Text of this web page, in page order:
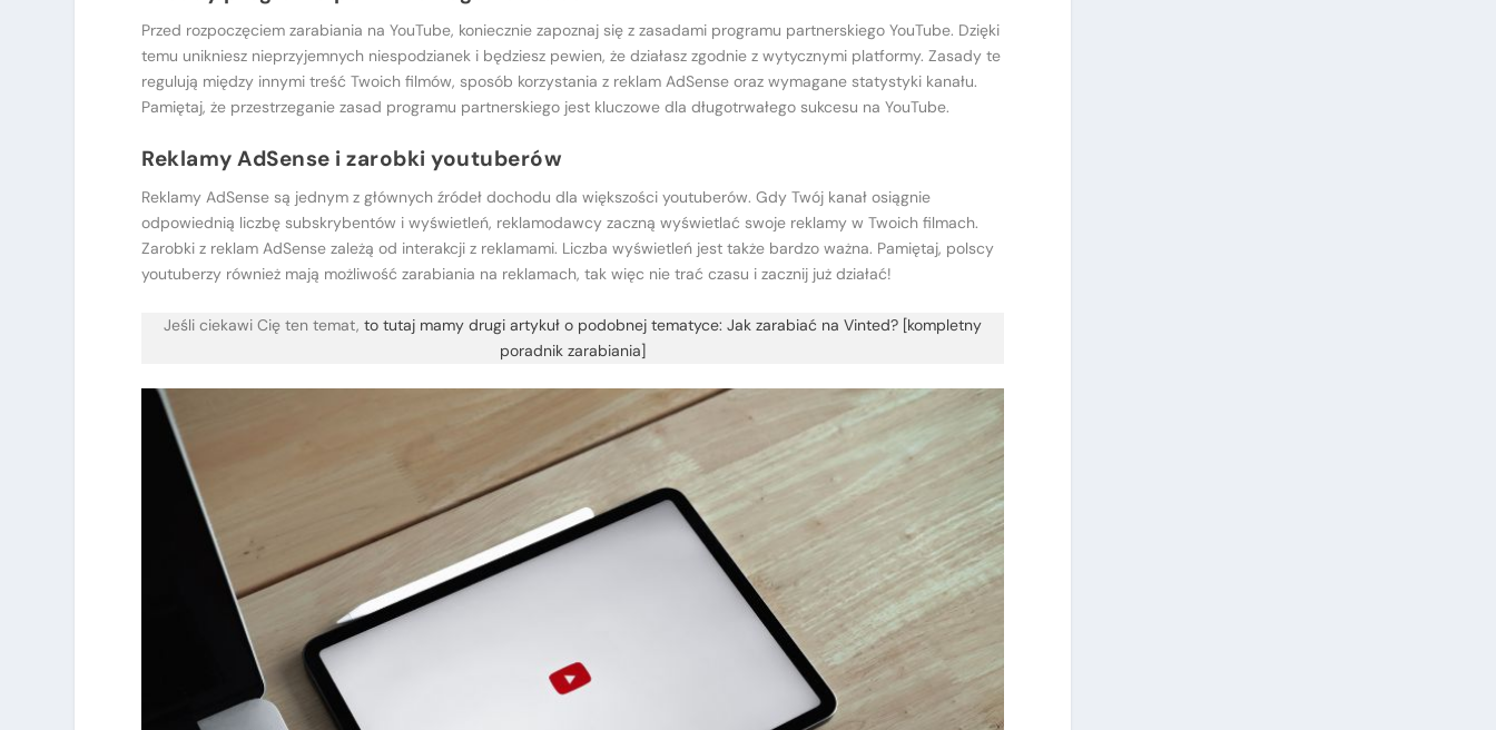
Przed rozpoczęciem zarabiania na YouTube, koniecznie zapoznaj się z zasadami programu partnerskiego YouTube. Dzięki
temu unikniesz nieprzyjemnych niespodzianek i będziesz pewien, że działasz zgodnie z wytycznymi platformy. Zasady te
regulują między innymi treść Twoich filmów, sposób korzystania z reklam AdSense oraz wymagane statystyki kanału.
Pamiętaj, że przestrzeganie zasad programu partnerskiego jest kluczowe dla długotrwałego sukcesu na YouTube.
Reklamy AdSense i zarobki youtuberów
Reklamy AdSense są jednym z głównych źródeł dochodu dla większości youtuberów. Gdy Twój kanał osiągnie
odpowiednią liczbę subskrybentów i wyświetleń, reklamodawcy zaczną wyświetlać swoje reklamy w Twoich filmach.
Zarobki z reklam AdSense zależą od interakcji z reklamami. Liczba wyświetleń jest także bardzo ważna. Pamiętaj, polscy
youtuberzy również mają możliwość zarabiania na reklamach, tak więc nie trać czasu i zacznij już działać!
Jeśli ciekawi Cię ten temat,to tutaj mamy drugi artykuł o podobnej tematyce: Jak zarabiać na Vinted? [kompletny
poradnik zarabiania]